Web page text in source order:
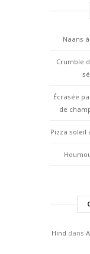
Naans
Crumble
Écrasée
de
Pizza soleil
Hind dans